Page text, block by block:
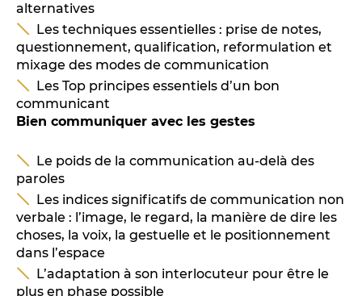
alternatives
Les techniques essentielles : prise de notes,
questionnement, qualification, reformulation et
mixage des modes de communication
Les Top principes essentiels d’un bon
communicant
Bien communiquer avec les gestes
Le poids de la communication au-delà des
paroles
Les indices significatifs de communication non
verbale : l’image, le regard, la manière de dire les
choses, la voix, la gestuelle et le positionnement
dans l’espace
L’adaptation à son interlocuteur pour être le
plus en phase possible